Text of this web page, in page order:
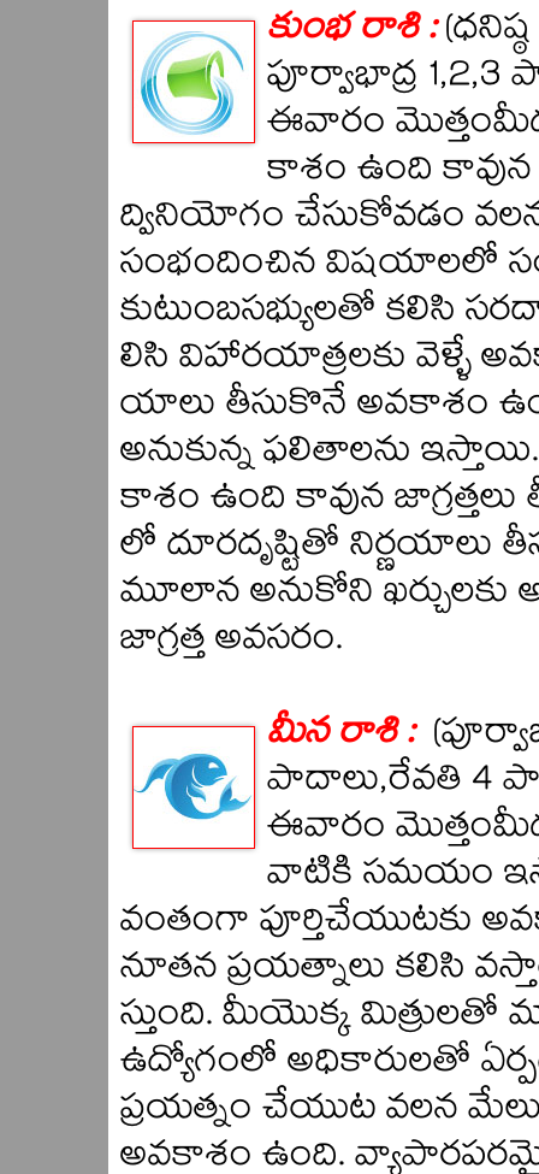
కుంభ రాశి :
పూర్వాభాద్ర 1,2,3
ఈవారం
కాశం ఉంది కావున
ద్వినియోగం చేసుకోవడం
సంభందించిన విషయాలలో
కుటుంబసభ్యులతో కలిసి
లిసి విహారయాత్రలకు వెళ్ళే
యాలు తీసుకొనే అవకాశం
అనుకున్న ఫలితాలను
కాశం ఉంది కావున
లో దూరదృష్టితో నిర్ణయాలు
మూలాన అనుకోని ఖర్చులకు
జాగ్రత్త అవసరం.
మీన రాశి :
పాదాలు,రేవతి 4
ఈవారం
వాటికి సమయం
వంతంగా పూర్తిచేయుటకు
నూతన ప్రయత్నాలు కలిసి
స్తుంది. మీయొక్క మిత్రులతో
ఉద్యోగంలో అధికారులతో
ప్రయత్నం చేయుట వలన
అవకాశం ఉంది.